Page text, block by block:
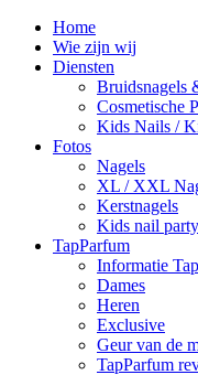
Home
Wie zijn wij
Diensten
Bruidsnagels
Cosmetische
Kids Nails /
Fotos
Nagels
XL / XXL
Kerstnagels
Kids nail party
TapParfum
Informatie
Dames
Heren
Exclusive
Geur van de
TapParfum